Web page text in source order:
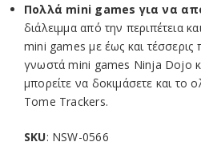
Πολλά mini games για να
διάλειμμα από την περιπέτεια
mini games με έως και τέσσερις
γνωστά mini games Ninja Dojo
μπορείτε να δοκιμάσετε και το
Tome Trackers.
SKU: NSW-0566